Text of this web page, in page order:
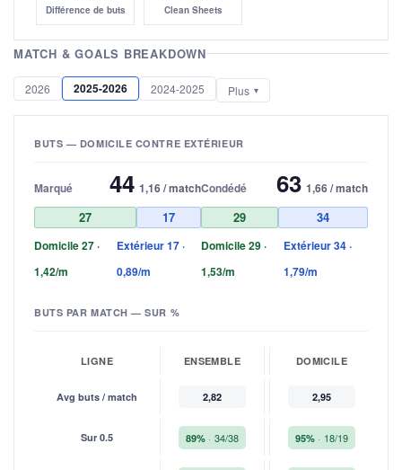
Différence de buts Clean Sheets
MATCH & GOALS BREAKDOWN
2026 2025-2026 2024-2025 Plus
BUTS — DOMICILE CONTRE EXTÉRIEUR
Marqué 44 1,16 / match
27 17
Domicile 27 ·
1,42/m
Extérieur 17 ·
0,89/m
Condédé 63 1,66 / match
29 34
Domicile 29 ·
1,53/m
Extérieur 34 ·
1,79/m
BUTS PAR MATCH — SUR %
LIGNE ENSEMBLE DOMICILE
Avg buts / match 2,82 2,95
Sur 0.5 89% 34/38 95% 18/19